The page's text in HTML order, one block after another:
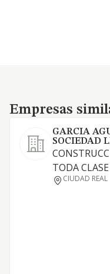
Empresas similares
Empresas
GARCIA
SOCIEDAD
TODA
CIUDAD REAL